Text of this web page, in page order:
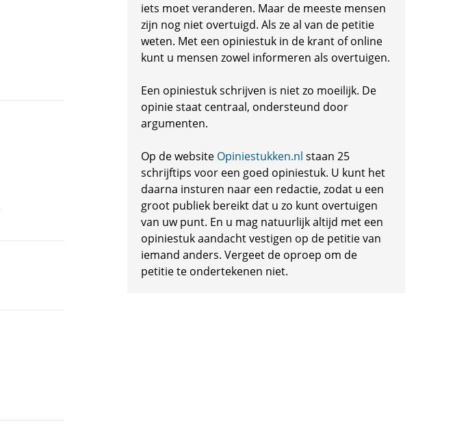
iets moet veranderen. Maar de meeste mensen
zijn nog niet overtuigd. Als ze al van de petitie
weten. Met een opiniestuk in de krant of online
kunt u mensen zowel informeren als overtuigen.
Een opiniestuk schrijven is niet zo moeilijk. De
opinie staat centraal, ondersteund door
argumenten.
Op de website Opiniestukken.nl staan 25
schrijftips voor een goed opiniestuk. U kunt het
daarna insturen naar een redactie, zodat u een
groot publiek bereikt dat u zo kunt overtuigen
van uw punt. En u mag natuurlijk altijd met een
opiniestuk aandacht vestigen op de petitie van
iemand anders. Vergeet de oproep om de
petitie te ondertekenen niet.